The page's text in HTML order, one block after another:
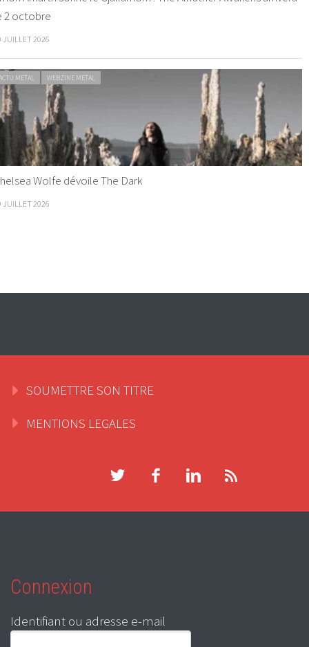
2 octobre
JUILLET 2026
METAL WEBZINE METAL
Wolfe dévoile The Dark
JUILLET 2026
SOUMETTRE SON TITRE
MENTIONS LEGALES
Connexion
Identifiant ou adresse e-mail